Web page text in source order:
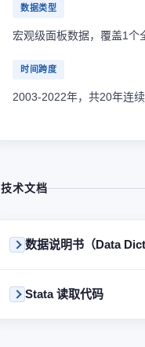
数据类型
宏观级面板数据，覆盖1个
时间跨度
2003-2022年，共20年连续
技术文档
数据说明书（Data
Stata 读取代码